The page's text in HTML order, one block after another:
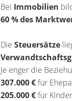
Bei Immobilien
60 % des
Die Steuersätze
Je enger die
307.000 €für
205.000 €für Kinder